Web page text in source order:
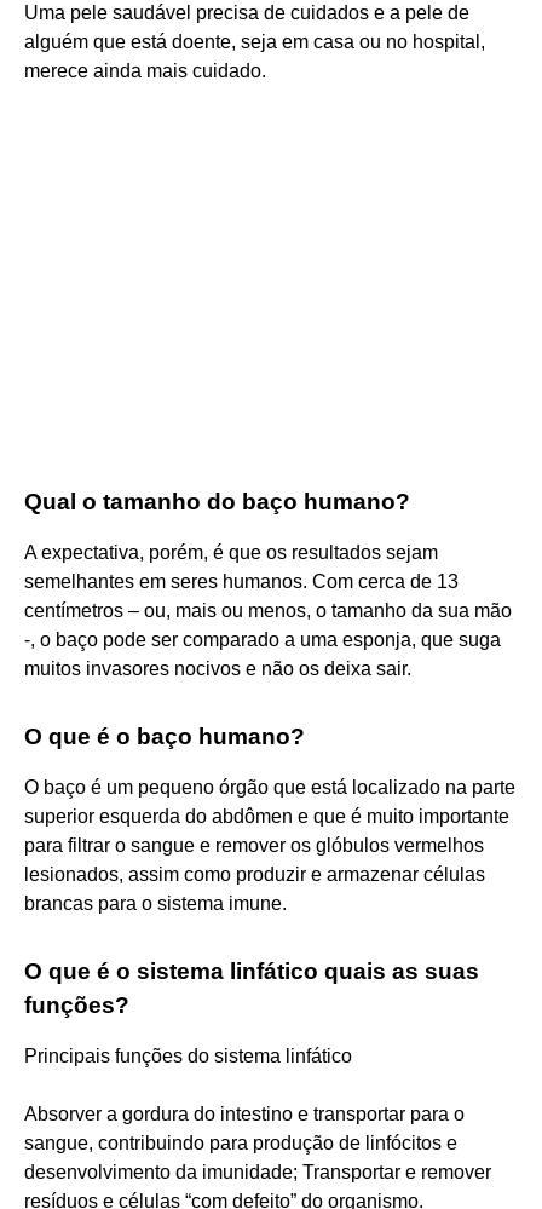
Uma pele saudável precisa de cuidados e a pele de
alguém que está doente, seja em casa ou no hospital,
merece ainda mais cuidado.
Qual o tamanho do baço humano?
A expectativa, porém, é que os resultados sejam
semelhantes em seres humanos. Com cerca de 13
centímetros – ou, mais ou menos, o tamanho da sua mão
-, o baço pode ser comparado a uma esponja, que suga
muitos invasores nocivos e não os deixa sair.
O que é o baço humano?
O baço é um pequeno órgão que está localizado na parte
superior esquerda do abdômen e que é muito importante
para filtrar o sangue e remover os glóbulos vermelhos
lesionados, assim como produzir e armazenar células
brancas para o sistema imune.
O que é o sistema linfático quais as suas
funções?
Principais funções do sistema linfático
Absorver a gordura do intestino e transportar para o
sangue, contribuindo para produção de linfócitos e
desenvolvimento da imunidade; Transportar e remover
resíduos e células “com defeito” do organismo.